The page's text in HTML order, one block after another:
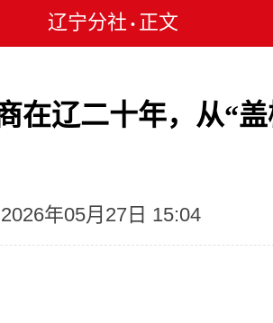
辽宁分社 • 正文
在辽二十年，从“
2026年05月27日 15:04